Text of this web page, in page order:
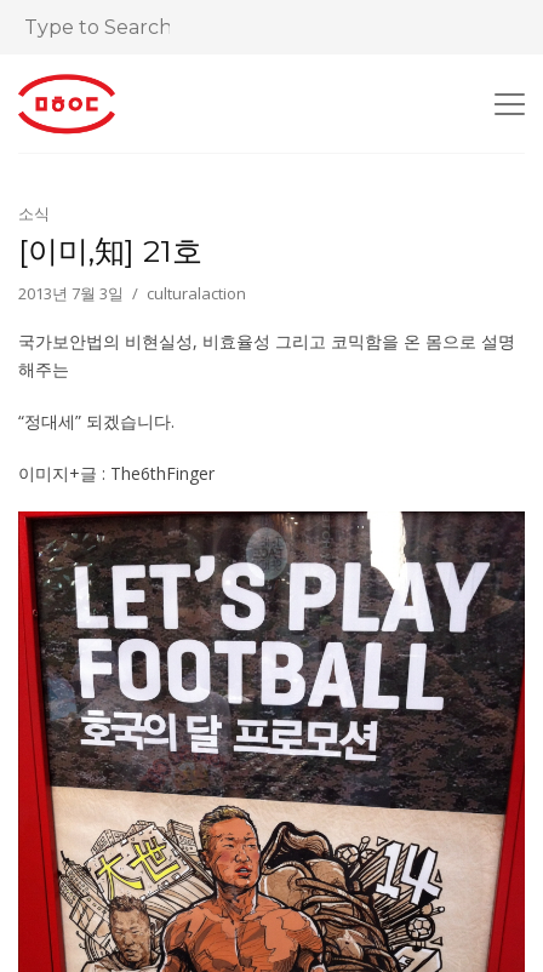
소식
[이미,知] 21호
2013년 7월 3일 culturalaction
국가보안법의 비현실성, 비효율성 그리고 코믹함을 온 몸으로 설명
해주는
“정대세” 되겠습니다.
이미지+글 : The6thFinger